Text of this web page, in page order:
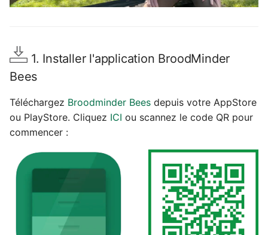
1. Installer l'application BroodMinder
Bees
Téléchargez Broodminder Bees depuis votre AppStore
ou PlayStore. Cliquez ICI ou scannez le code QR pour
commencer :